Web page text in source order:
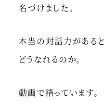
名づけました。
本当の対話力があると
どうなれるのか。
動画で語っています。